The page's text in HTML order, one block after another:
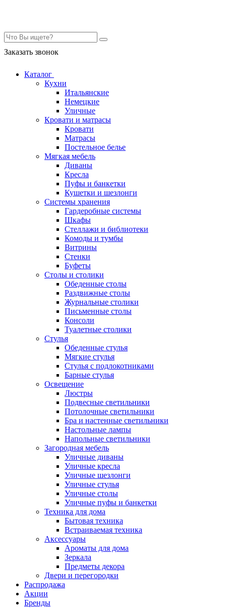
Заказать звонок
Каталог
Кухни
Итальянские
Немецкие
Уличные
Кровати и матрасы
Кровати
Матрасы
Постельное белье
Мягкая мебель
Диваны
Кресла
Пуфы и банкетки
Кушетки и шезлонги
Системы хранения
Гардеробные системы
Шкафы
Стеллажи и библиотеки
Комоды и тумбы
Витрины
Стенки
Буфеты
Столы и столики
Обеденные столы
Раздвижные столы
Журнальные столики
Письменные столы
Консоли
Туалетные столики
Стулья
Обеденные стулья
Мягкие стулья
Стулья с подлокотниками
Барные стулья
Освещение
Люстры
Подвесные светильники
Потолочные светильники
Бра и настенные светильники
Настольные лампы
Напольные светильники
Загородная мебель
Уличные диваны
Уличные кресла
Уличные шезлонги
Уличные стулья
Уличные столы
Уличные пуфы и банкетки
Техника для дома
Бытовая техника
Встраиваемая техника
Аксессуары
Ароматы для дома
Зеркала
Предметы декора
Двери и перегородки
Распродажа
Акции
Бренды